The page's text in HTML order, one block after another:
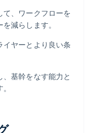
て、ワークフローを
減らします。
ヤーとより良い条
基幹をなす能力と